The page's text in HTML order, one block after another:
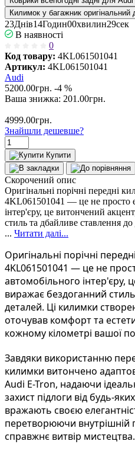
23Днів14Годин00хвилин28сек
В наявності
0
Код товару: 4KL061501041
Артикул: 4KL061501041
Audi
5200.00грн. -4 %
Ваша знижка: 201.00грн.
4999.00грн.
Знайшли дешевше?
Купити
Скорочений опис
Оригінальні порічні передні
4KL061501041 — це не просто
інтер'єру, це витончений
стиль та дбайливе ставлення
... Читати далі...
Оригінальні порічні
4KL061501041 — це не
автомобільного інтер'єру,
виражає бездоганний
деталей. Ці килимки
оточував комфорт та
кожному кілометрі вашої
Завдяки використанню
килимки витончено
Audi E-Tron, надаючи
захист підлоги від будь-
вражають своєю
перетворюючи внутрішній
справжнє витвір мистецтва.